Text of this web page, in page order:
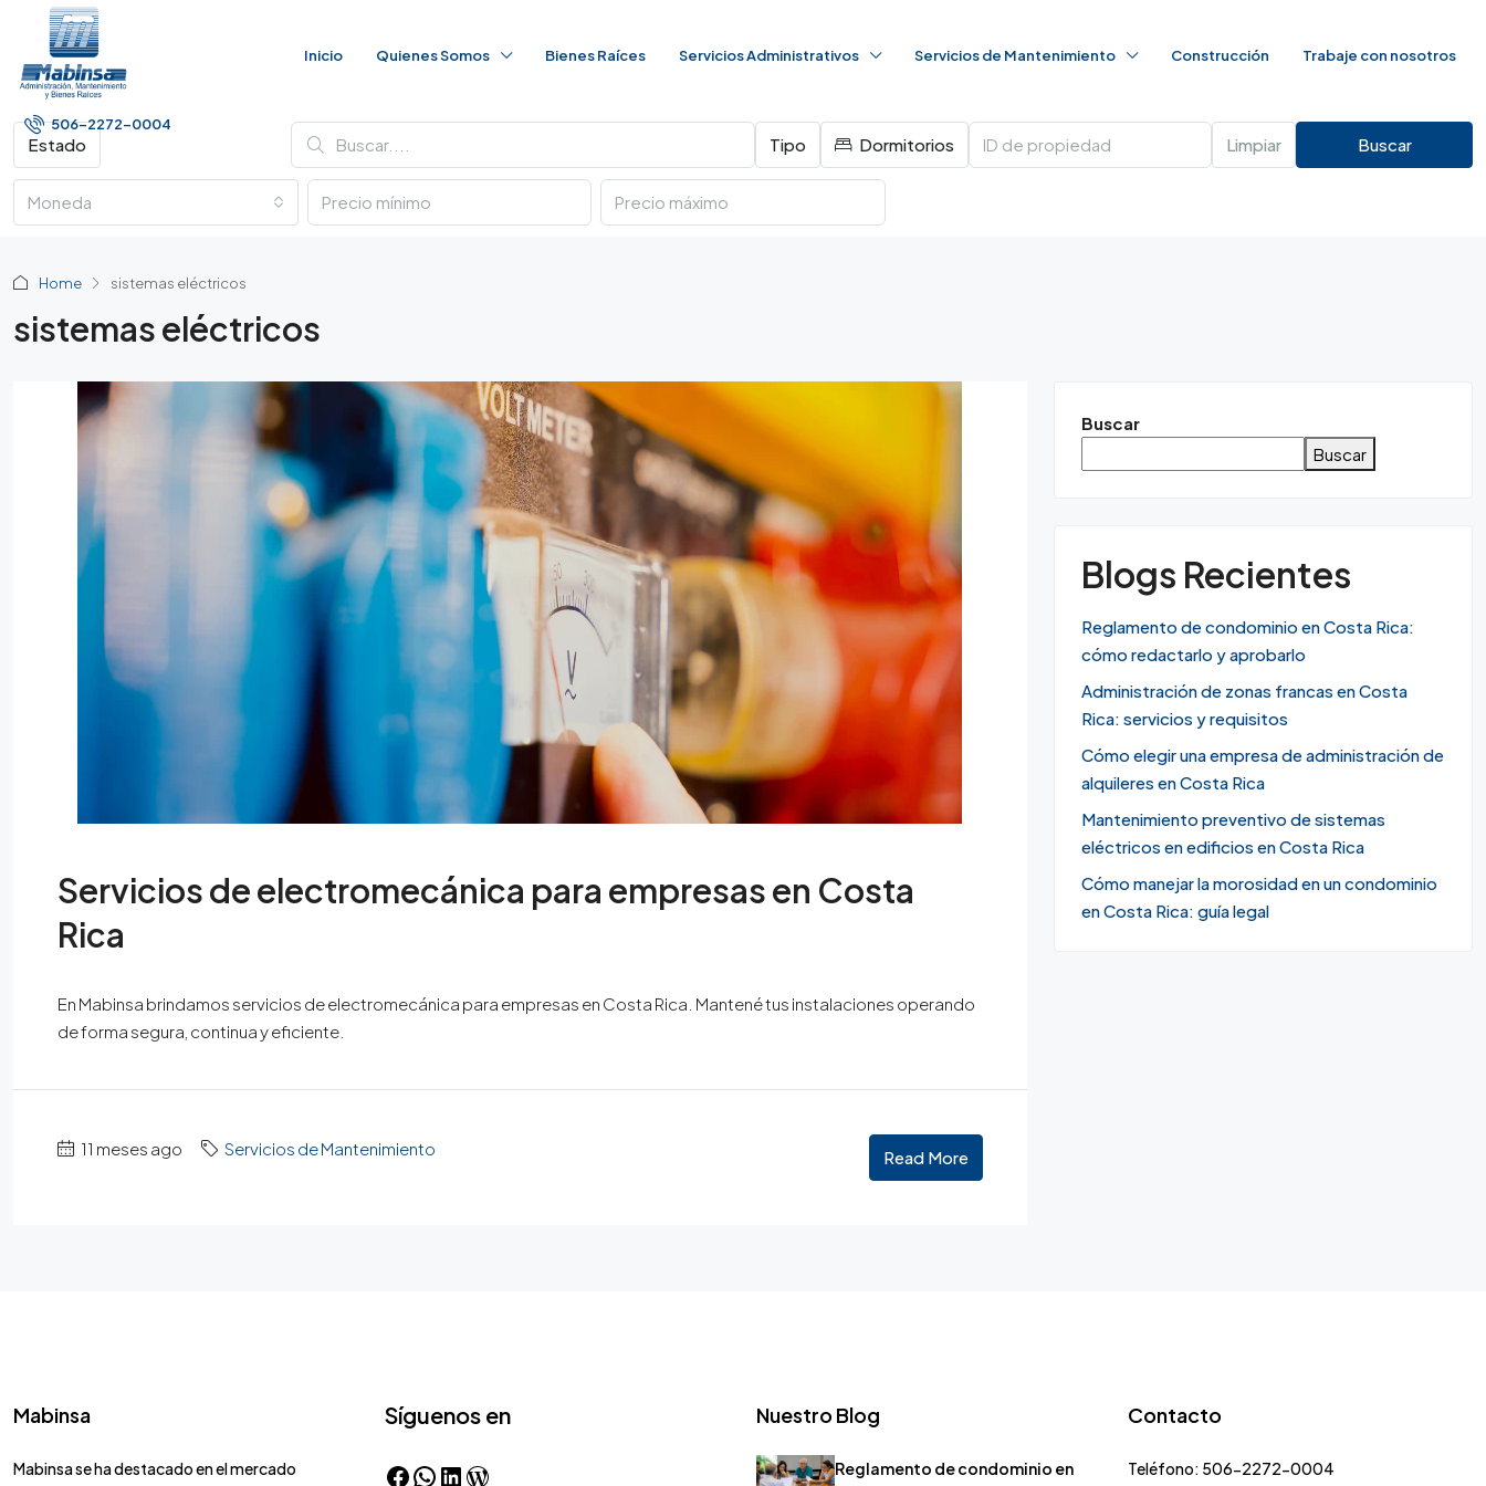
Inicio Quienes Somos Bienes Raíces Servicios Administrativos Servicios de Mantenimiento Construcción Trabaje con nosotros
506-2272-0004
Estado Tipo Dormitorios Limpiar Buscar
Moneda
Home sistemas eléctricos
sistemas eléctricos
Servicios de electromecánica para empresas en Costa
Rica
En Mabinsa brindamos servicios de electromecánica para empresas en Costa Rica. Mantené tus instalaciones operando
de forma segura, continua y eficiente.
11 meses ago Servicios de Mantenimiento Read More
Buscar
Buscar
Blogs Recientes
Reglamento de condominio en Costa Rica:
cómo redactarlo y aprobarlo
Administración de zonas francas en Costa
Rica: servicios y requisitos
Cómo elegir una empresa de administración de
alquileres en Costa Rica
Mantenimiento preventivo de sistemas
eléctricos en edificios en Costa Rica
Cómo manejar la morosidad en un condominio
en Costa Rica: guía legal
Mabinsa
Mabinsa se ha destacado en el mercado
Síguenos en Nuestro Blog
Reglamento de condominio en
Contacto
Teléfono: 506-2272-0004